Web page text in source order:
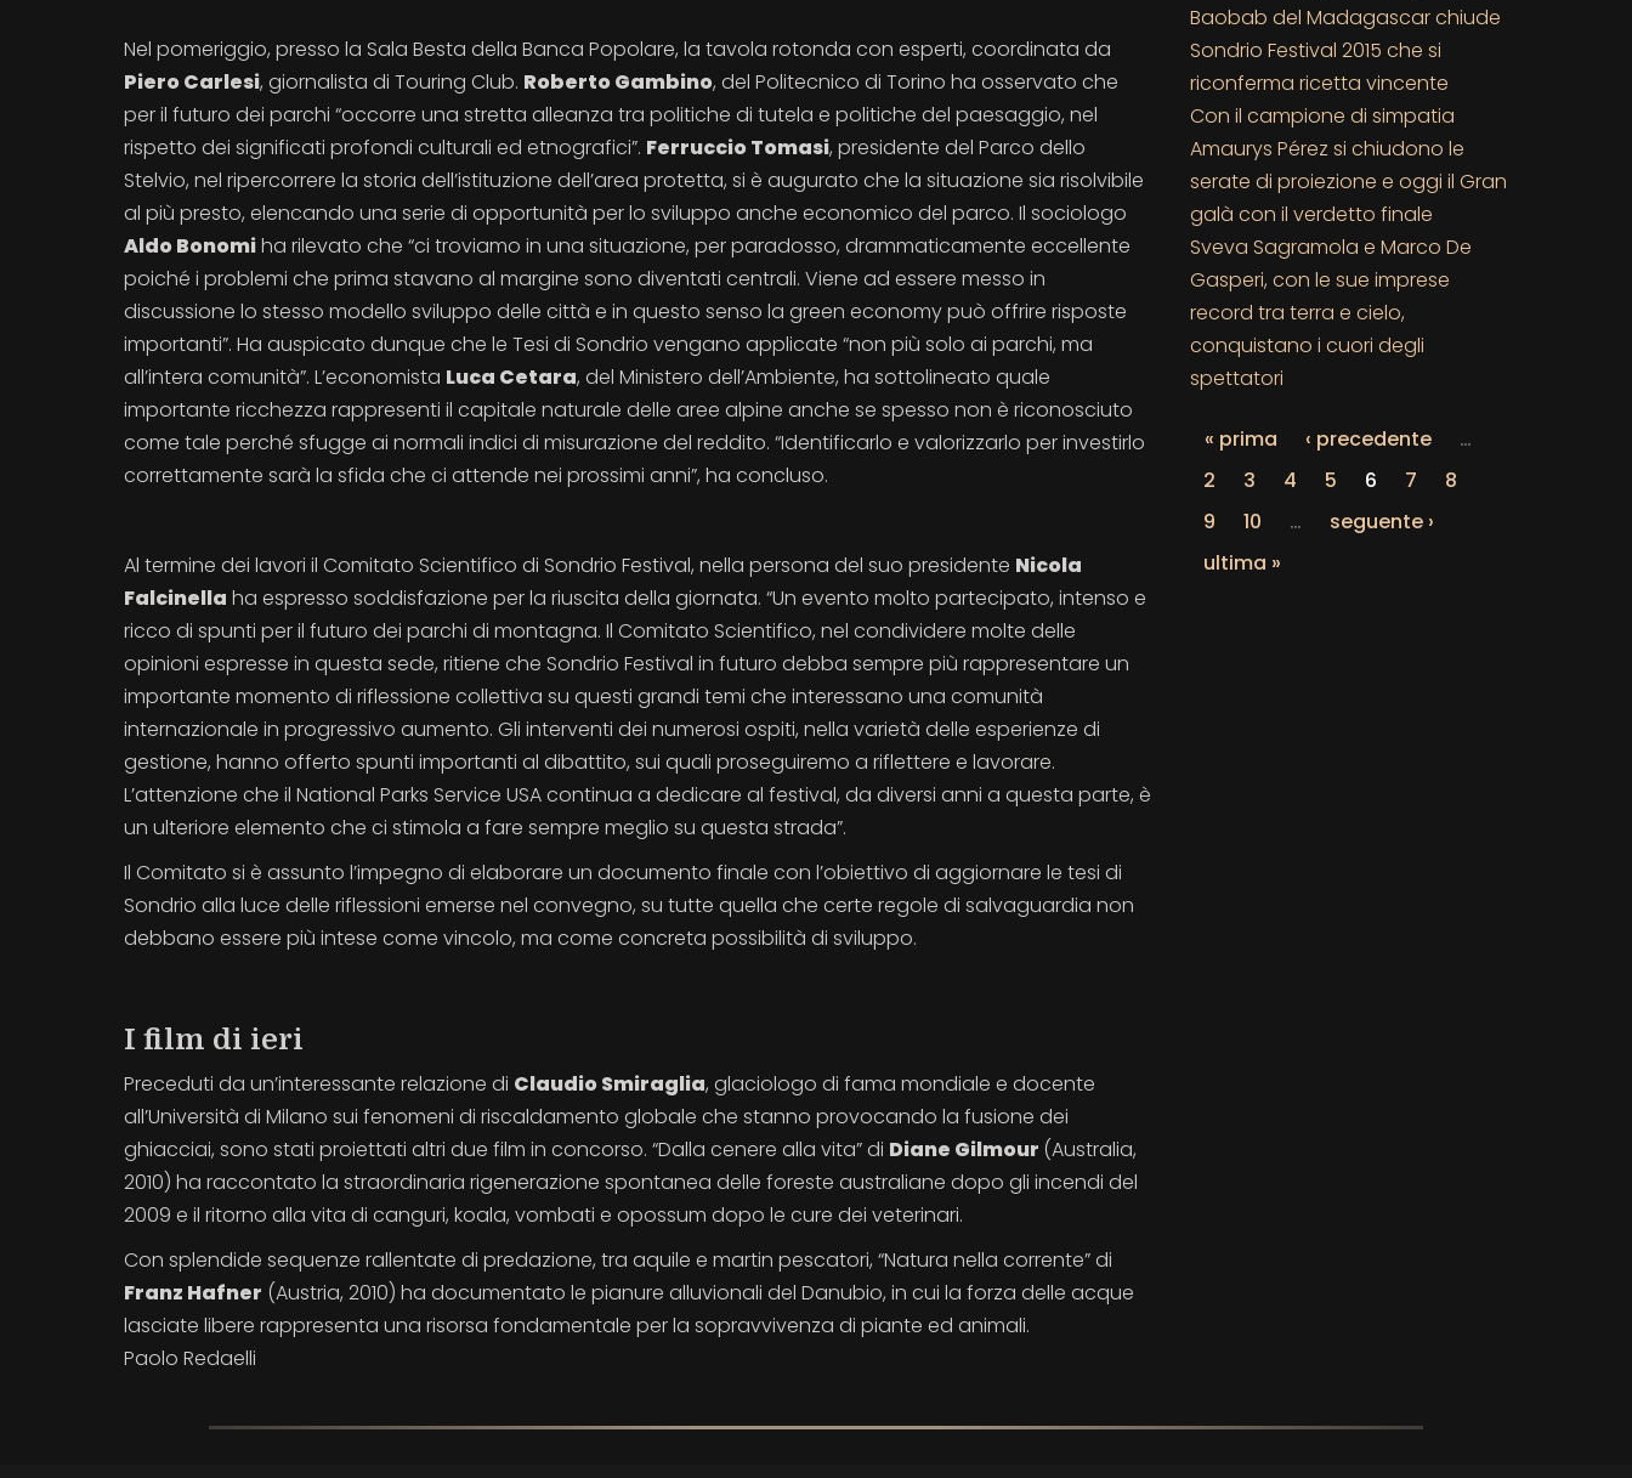
Nel pomeriggio, presso la Sala Besta della Banca Popolare, la tavola rotonda con esperti, coordinata da
Piero Carlesi, giornalista di Touring Club. Roberto Gambino, del Politecnico di Torino ha osservato che
per il futuro dei parchi “occorre una stretta alleanza tra politiche di tutela e politiche del paesaggio, nel
rispetto dei significati profondi culturali ed etnografici”. Ferruccio Tomasi, presidente del Parco dello
Stelvio, nel ripercorrere la storia dell’istituzione dell’area protetta, si è augurato che la situazione sia risolvibile
al più presto, elencando una serie di opportunità per lo sviluppo anche economico del parco. Il sociologo
Aldo Bonomiha rilevato che “ci troviamo in una situazione, per paradosso, drammaticamente eccellente
poiché i problemi che prima stavano al margine sono diventati centrali. Viene ad essere messo in
discussione lo stesso modello sviluppo delle città e in questo senso la green economy può offrire risposte
importanti”. Ha auspicato dunque che le Tesi di Sondrio vengano applicate “non più solo ai parchi, ma
all’intera comunità”. L’economista Luca Cetara, del Ministero dell’Ambiente, ha sottolineato quale
importante ricchezza rappresenti il capitale naturale delle aree alpine anche se spesso non è riconosciuto
come tale perché sfugge ai normali indici di misurazione del reddito. “Identificarlo e valorizzarlo per investirlo
correttamente sarà la sfida che ci attende nei prossimi anni”, ha concluso.
Al termine dei lavori il Comitato Scientifico di Sondrio Festival, nella persona del suo presidente Nicola
Falcinella ha espresso soddisfazione per la riuscita della giornata. “Un evento molto partecipato, intenso e
ricco di spunti per il futuro dei parchi di montagna. Il Comitato Scientifico, nel condividere molte delle
opinioni espresse in questa sede, ritiene che Sondrio Festival in futuro debba sempre più rappresentare un
importante momento di riflessione collettiva su questi grandi temi che interessano una comunità
internazionale in progressivo aumento. Gli interventi dei numerosi ospiti, nella varietà delle esperienze di
gestione, hanno offerto spunti importanti al dibattito, sui quali proseguiremo a riflettere e lavorare.
L’attenzione che il National Parks Service USA continua a dedicare al festival, da diversi anni a questa parte, è
un ulteriore elemento che ci stimola a fare sempre meglio su questa strada”.
Il Comitato si è assunto l’impegno di elaborare un documento finale con l’obiettivo di aggiornare le tesi di
Sondrio alla luce delle riflessioni emerse nel convegno, su tutte quella che certe regole di salvaguardia non
debbano essere più intese come vincolo, ma come concreta possibilità di sviluppo.
I film di ieri
Preceduti da un’interessante relazione di Claudio Smiraglia, glaciologo di fama mondiale e docente
all’Università di Milano sui fenomeni di riscaldamento globale che stanno provocando la fusione dei
ghiacciai, sono stati proiettati altri due film in concorso. “Dalla cenere alla vita” di Diane Gilmour (Australia,
2010) ha raccontato la straordinaria rigenerazione spontanea delle foreste australiane dopo gli incendi del
2009 e il ritorno alla vita di canguri, koala, vombati e opossum dopo le cure dei veterinari.
Con splendide sequenze rallentate di predazione, tra aquile e martin pescatori, “Natura nella corrente” di
Franz Hafner (Austria, 2010) ha documentato le pianure alluvionali del Danubio, in cui la forza delle acque
lasciate libere rappresenta una risorsa fondamentale per la sopravvivenza di piante ed animali.
Paolo Redaelli
Baobab del Madagascar chiude
Sondrio Festival 2015 che si
riconferma ricetta vincente
Con il campione di simpatia
Amaurys Pérez si chiudono le
serate di proiezione e oggi il Gran
galà con il verdetto finale
Sveva Sagramola e Marco De
Gasperi, con le sue imprese
record tra terra e cielo,
conquistano i cuori degli
spettatori
« prima ‹ precedente
…
2
3 4 5 6 7
8
9
10 …
seguente ›
ultima »